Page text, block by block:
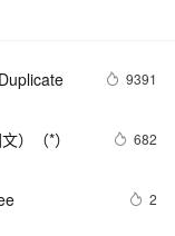
9391
）（*） 682
2